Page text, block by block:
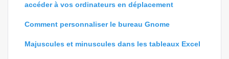
accéder à vos ordinateurs en déplacement
Comment personnaliser le bureau Gnome
Majuscules et minuscules dans les tableaux Excel